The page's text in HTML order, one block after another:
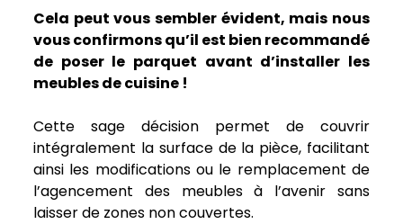
Cela peut vous sembler évident, mais nous
vous confirmons qu’il est bien recommandé
de poser le parquet avant d’installer les
meubles de cuisine !
Cette sage décision permet de couvrir
intégralement la surface de la pièce, facilitant
ainsi les modifications ou le remplacement de
l’agencement des meubles à l’avenir sans
laisser de zones non couvertes.